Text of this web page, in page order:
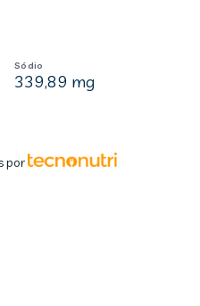
Sódio
339,89 mg
por